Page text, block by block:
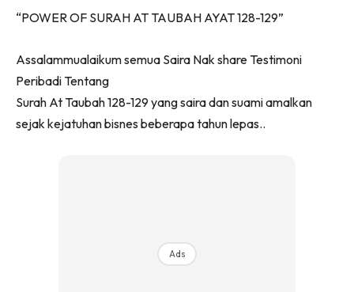
“POWER OF SURAH AT TAUBAH AYAT 128-129”
Assalammualaikum semua Saira Nak share Testimoni
Peribadi Tentang
Surah At Taubah 128-129 yang saira dan suami amalkan
sejak kejatuhan bisnes beberapa tahun lepas..
Ads